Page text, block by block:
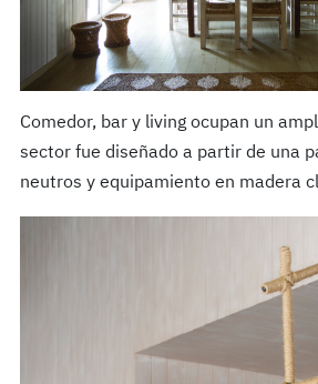
Comedor, bar y living ocupan un
sector fue diseñado a partir de una
neutros y equipamiento en madera